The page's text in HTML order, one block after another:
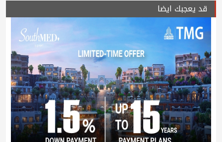
قد يعجبك ايضا